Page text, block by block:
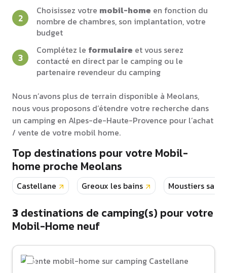
Choisissez votre mobil-home en fonction du
nombre de chambres, son implantation, votre
budget
Complétez le formulaire et vous serez
contacté en direct par le camping ou le
partenaire revendeur du camping
Nous n’avons plus de terrain disponible à Meolans,
nous vous proposons d’étendre votre recherche dans
un camping en Alpes-de-Haute-Provence pour l’achat
/ vente de votre mobil home.
Top destinations pour votre Mobil-
home proche Meolans
Castellane Greoux les bains Moustiers
3destinations de camping(s) pour votre
Mobil-Home neuf